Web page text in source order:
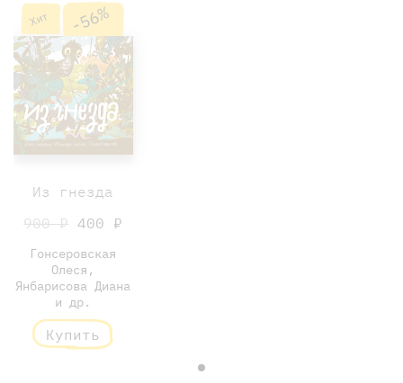
Хит -56%
Из гнезда
900 ₽ 400 ₽
Гонсеровская
Олеся,
Янбарисова Диана
и др.
Купить